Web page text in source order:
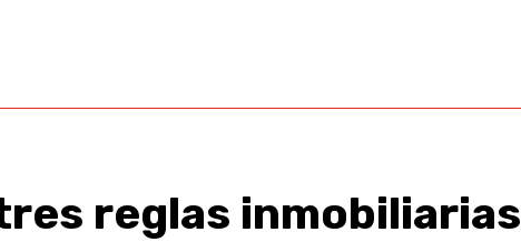
reglas inmobiliarias